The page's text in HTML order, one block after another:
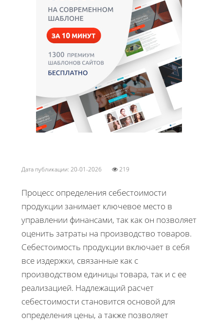
Дата публикации: 20-01-2026 219
Процесс определения себестоимости
продукции занимает ключевое место в
управлении финансами, так как он позволяет
оценить затраты на производство товаров.
Себестоимость продукции включает в себя
все издержки, связанные как с
производством единицы товара, так и с ее
реализацией. Надлежащий расчет
себестоимости становится основой для
определения цены, а также позволяет